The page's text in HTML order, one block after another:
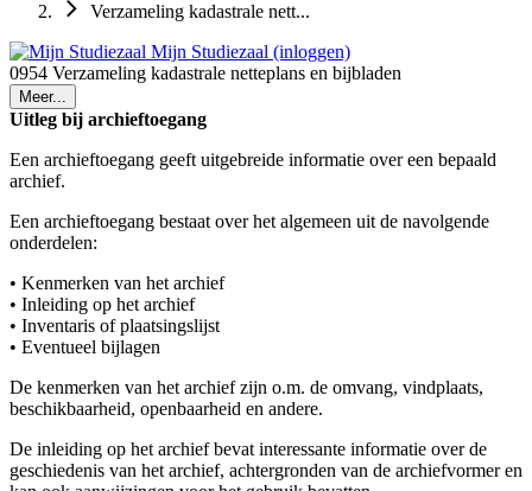
Verzameling kadastrale nett...
Mijn Studiezaal (inloggen)
0954 Verzameling kadastrale netteplans en bijbladen
Meer...
Uitleg bij archieftoegang
Een archieftoegang geeft uitgebreide informatie over een bepaald
archief.
Een archieftoegang bestaat over het algemeen uit de navolgende
onderdelen:
• Kenmerken van het archief
• Inleiding op het archief
• Inventaris of plaatsingslijst
• Eventueel bijlagen
De kenmerken van het archief zijn o.m. de omvang, vindplaats,
beschikbaarheid, openbaarheid en andere.
De inleiding op het archief bevat interessante informatie over de
geschiedenis van het archief, achtergronden van de archiefvormer en